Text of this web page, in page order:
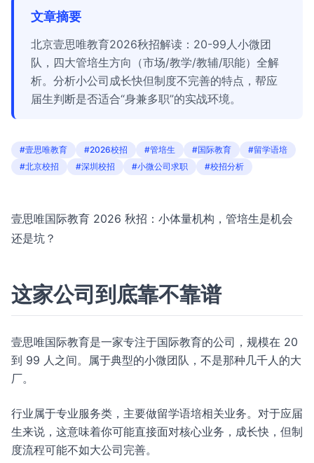
文章摘要
北京壹思唯教育2026秋招解读：20-99人小微团
队，四大管培生方向（市场/教学/教辅/职能）全解
析。分析小公司成长快但制度不完善的特点，帮应
届生判断是否适合“身兼多职”的实战环境。
#壹思唯教育 #2026校招 #管培生 #国际教育
#留学语培
#北京校招
#深圳校招 #小微公司求职 #校招分析
壹思唯国际教育 2026 秋招：小体量机构，管培生是机会
还是坑？
这家公司到底靠不靠谱
壹思唯国际教育是一家专注于国际教育的公司，规模在 20
到 99 人之间。属于典型的小微团队，不是那种几千人的大
厂。
行业属于专业服务类，主要做留学语培相关业务。对于应届
生来说，这意味着你可能直接面对核心业务，成长快，但制
度流程可能不如大公司完善。